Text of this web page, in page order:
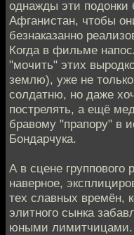
однажды эти
Афганистан, чтобы
безнаказанно
Когда в фильме
"мочить" этих
землю), уже не
солдатню, но даже
пострелять, а ещё
бравому "прапору" в
Бондарчука.
А в сцене группового
наверное,
тех славных времён,
элитного сынка
юными лимитчицами.